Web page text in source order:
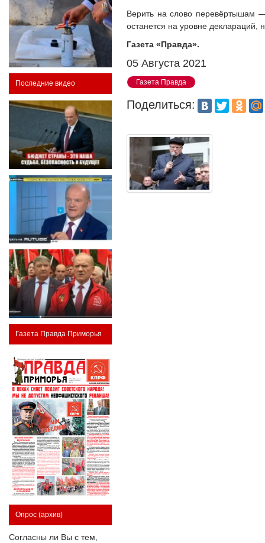
Последние видео
Газета Правда Приморья
Опрос (архив)
Согласны ли Вы с тем,
Верить на слово перевёртышам
останется на уровне деклараций,
Газета «Правда».
05 Августа 2021
Газета Правда
Поделиться: